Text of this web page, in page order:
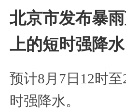
北京市发布暴
上的短时强降水
预计8月7日12时
时强降水。